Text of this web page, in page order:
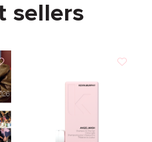
sellers